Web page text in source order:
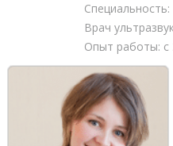
Специальность:
Врач
Опыт работы: с